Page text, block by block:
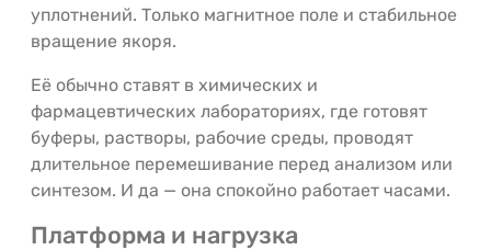
уплотнений. Только магнитное поле и стабильное
вращение якоря.
Её обычно ставят в химических и
фармацевтических лабораториях, где готовят
буферы, растворы, рабочие среды, проводят
длительное перемешивание перед анализом или
синтезом. И да — она спокойно работает часами.
Платформа и нагрузка